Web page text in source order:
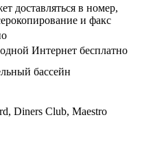
доставляться в номер,
и факс
Интернет бесплатно
бассейн
Diners Club, Maestro